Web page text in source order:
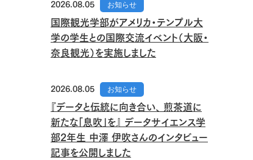
2026.08.05 お知らせ
国際観光学部がアメリカ・テンプル大
学の学生との国際交流イベント（大阪・
奈良観光）を実施しました
2026.08.05 お知らせ
『データと伝統に向き合い、 煎茶道に
新たな「息吹」を』 データサイエンス学
部2年生 中澤 伊吹さんのインタビュー
記事を公開しました